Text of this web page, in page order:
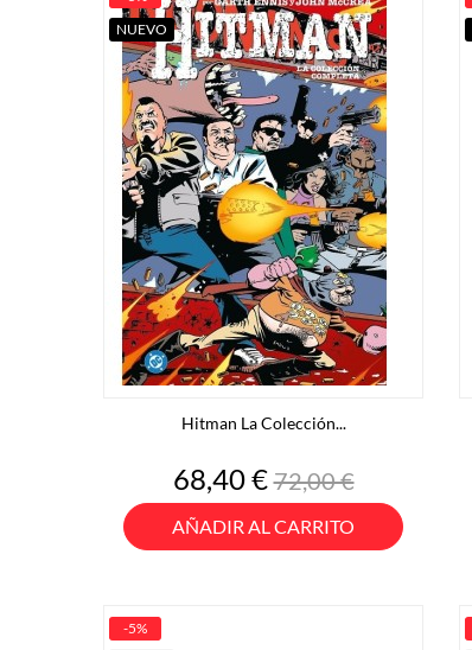
Hitman La Colección...
Precio
68,40 €Precio
base
72,00 €
AÑADIR AL CARRITO
NUEVO
-5%